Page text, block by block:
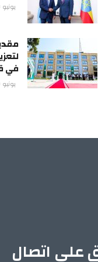
يونيو 29, 2026
في
يونيو 29, 2026
على اتصال